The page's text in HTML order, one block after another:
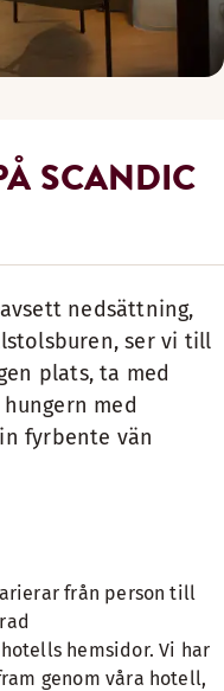
SCANDIC
nedsättning,
ser vi till
plats, ta med
med
fyrbente vän
från person till
hemsidor. Vi har
genom våra hotell,